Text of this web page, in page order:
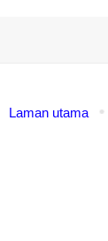
Laman utama